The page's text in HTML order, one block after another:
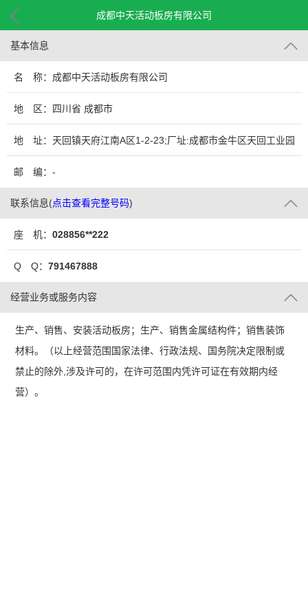
成都中天活动板房有限公司
基本信息
名 称：成都中天活动板房有限公司
地 区：四川省 成都市
地 址：天回镇天府江南A区1-2-23;厂址:成都市金牛区天回工业园
邮 编：-
联系信息(点击查看完整号码)
座 机： 028856**222
Q Q： 791467888
经营业务或服务内容
生产、销售、安装活动板房；生产、销售金属结构件；销售装饰
材料。（以上经营范围国家法律、行政法规、国务院决定限制或
禁止的除外,涉及许可的，在许可范围内凭许可证在有效期内经
营）。